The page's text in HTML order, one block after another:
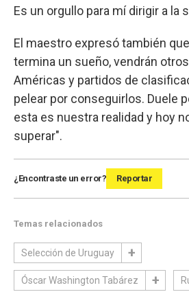
Es un orgullo para mí dirigir a la
El maestro expresó también
termina un sueño, vendrán
Américas y partidos de
pelear por conseguirlos. Duele
esta es nuestra realidad y hoy
superar".
¿Encontraste un error? Reportar
Temas relacionados
Selección de Uruguay
Óscar Washington Tabárez